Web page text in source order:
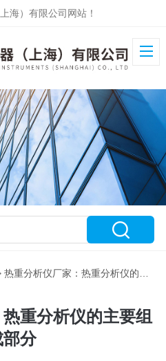
海）有限公司网站！
热重分析仪厂家：热重分析仪的主要组成部分
重分析仪的主要组
部分